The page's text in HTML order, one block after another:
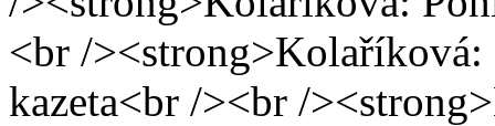
<br /
kazeta<br /><br /